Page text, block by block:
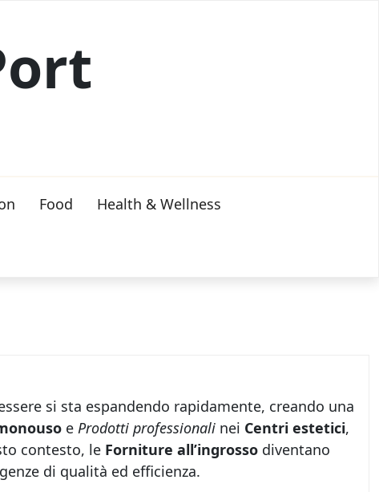
Food Health & Wellness
si sta espandendo rapidamente, creando una
e Prodotti professionalinei Centri estetici,
contesto, le Forniture all’ingrossodiventano
di qualità ed efficienza.